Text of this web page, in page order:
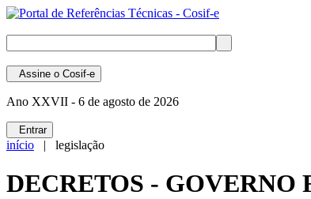
Assine o Cosif-e
Ano XXVII - 6 de agosto de 2026
Entrar
início | legislação
DECRETOS - GOVERNO